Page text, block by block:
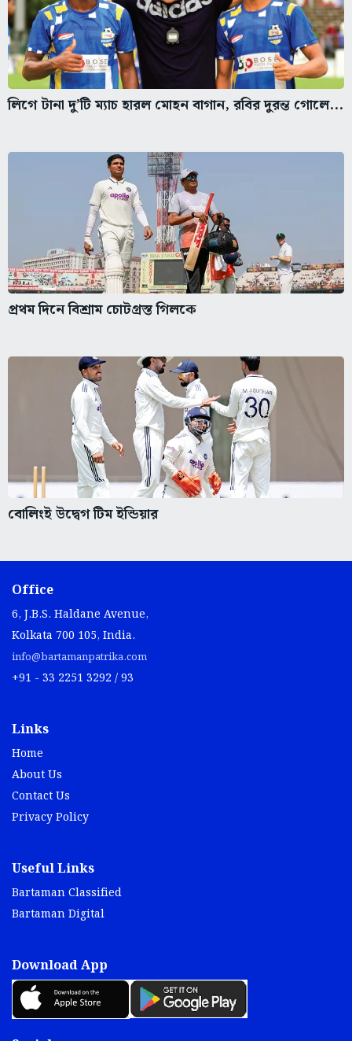
লিগে টানা দু’টি ম্যাচ হারল মোহন বাগান, রবির দুরন্ত গোলে...
প্রথম দিনে বিশ্রাম চোটগ্রস্ত গিলকে
বোলিংই উদ্বেগ টিম ইন্ডিয়ার
Office
6, J.B.S. Haldane Avenue,
Kolkata 700 105, India.
info@bartamanpatrika.com
+91 - 33 2251 3292 / 93
Links
Home
About Us
Contact Us
Privacy Policy
Useful Links
Bartaman Classified
Bartaman Digital
Download App